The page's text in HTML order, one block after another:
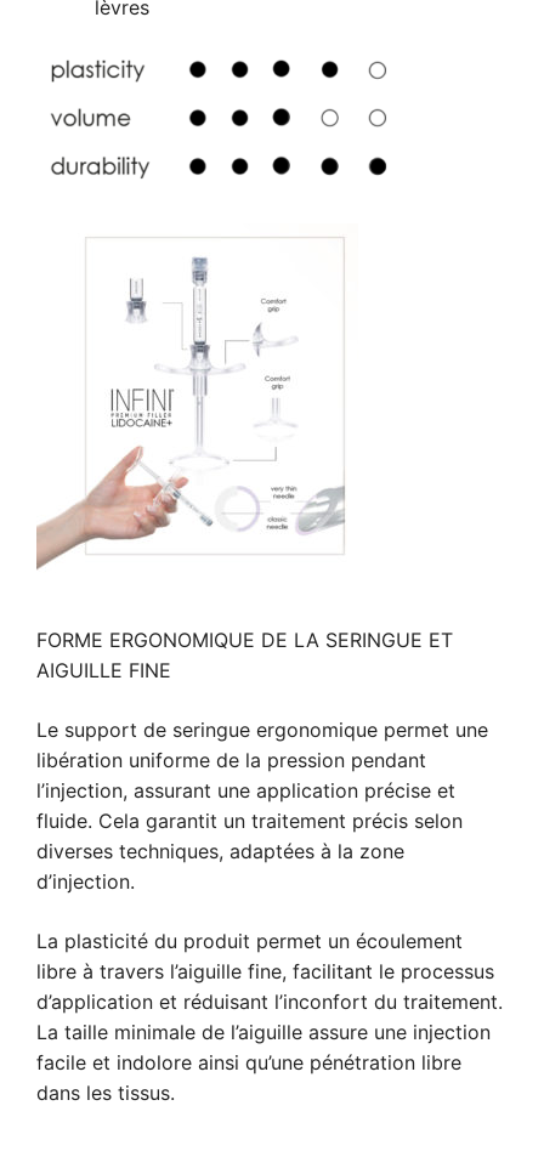
lèvres
FORME ERGONOMIQUE DE LA SERINGUE ET
AIGUILLE FINE
Le support de seringue ergonomique permet une
libération uniforme de la pression pendant
l’injection, assurant une application précise et
fluide. Cela garantit un traitement précis selon
diverses techniques, adaptées à la zone
d’injection.
La plasticité du produit permet un écoulement
libre à travers l’aiguille fine, facilitant le processus
d’application et réduisant l’inconfort du traitement.
La taille minimale de l’aiguille assure une injection
facile et indolore ainsi qu’une pénétration libre
dans les tissus.